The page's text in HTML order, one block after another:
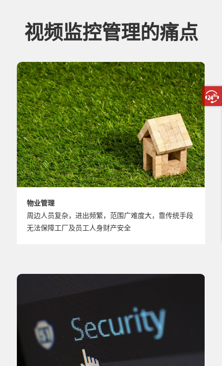
视频监控管理的痛点
物业管理
周边人员复杂，进出频繁，范围广难度大，靠传统手段
无法保障工厂及员工人身财产安全